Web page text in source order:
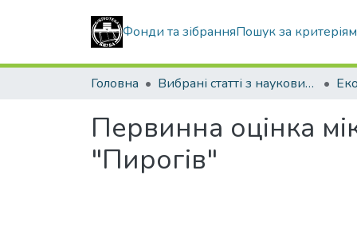
Фонди та зібранняПошук за
Головна Вибрані статті з наукових збірників КНУБА
Первинна оцінка
"Пирогів"